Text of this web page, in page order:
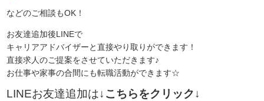
などのご相談もOK！
お友達追加後LINEで
キャリアアドバイザーと直接やり取りができます！
直接求人のご提案をさせていただきます♪
お仕事や家事の合間にも転職活動ができます☆
LINEお友達追加は↓こちらをクリック↓